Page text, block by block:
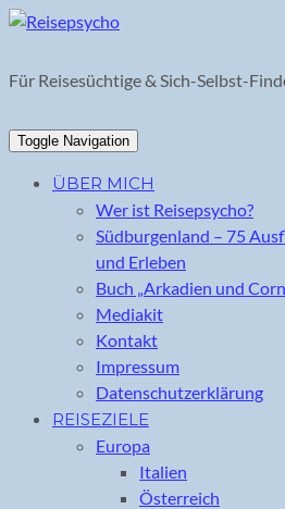
Skip
content
Für Reisesüchtige & Sich-Selbst-
Toggle Navigation
ÜBER MICH
Wer ist Reisepsycho?
Südburgenland – 75
und Erleben
Buch „Arkadien und
Mediakit
Kontakt
Impressum
Datenschutzerklärung
REISEZIELE
Europa
Italien
Österreich